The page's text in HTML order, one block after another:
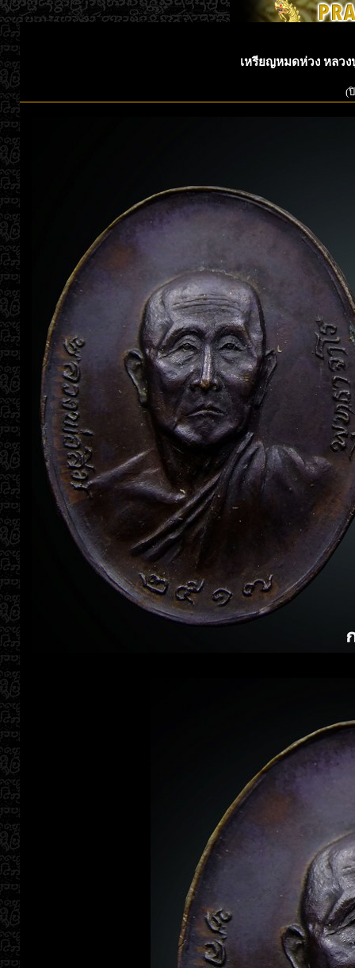
เหรียญหมดห่วง หลวง
(